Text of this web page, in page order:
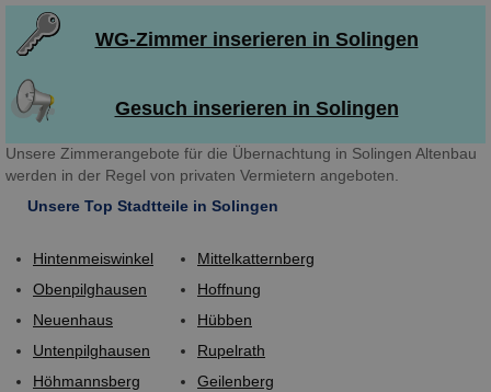
WG-Zimmer inserieren in Solingen
Gesuch inserieren in Solingen
Unsere Zimmerangebote für die Übernachtung in Solingen Altenbau
werden in der Regel von privaten Vermietern angeboten.
Unsere Top Stadtteile in Solingen
Hintenmeiswinkel
Obenpilghausen
Neuenhaus
Untenpilghausen
Höhmannsberg
Mittelkatternberg
Hoffnung
Hübben
Rupelrath
Geilenberg